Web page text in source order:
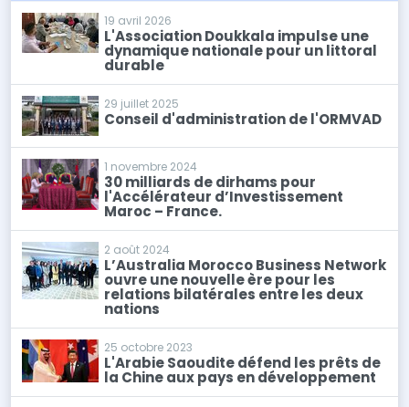
19 avril 2026
L'Association Doukkala impulse une
dynamique nationale pour un littoral
durable
29 juillet 2025
Conseil d'administration de l'ORMVAD
1 novembre 2024
30 milliards de dirhams pour
l'Accélérateur d’Investissement
Maroc – France.
2 août 2024
L’Australia Morocco Business Network
ouvre une nouvelle ère pour les
relations bilatérales entre les deux
nations
25 octobre 2023
L'Arabie Saoudite défend les prêts de
la Chine aux pays en développement